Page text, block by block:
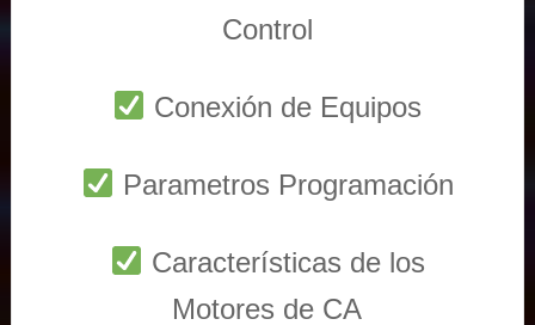
Control
Conexión de Equipos
Parametros Programación
Características de los
Motores de CA